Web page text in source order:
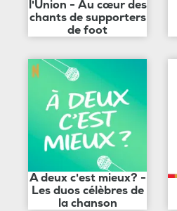
l'Union - Au cœur des
chants de supporters
de foot
A deux c'est mieux? -
Les duos célèbres de
la chanson